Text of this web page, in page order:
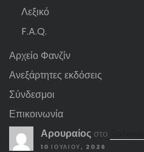
Λεξικό
F.A.Q.
Αρχείο Φανζίν
Ανεξάρτητες εκδόσεις
Σύνδεσμοι
Επικοινωνία
Αρουραίος στο
10 ΙΟΥΛΊΟΥ, 2026